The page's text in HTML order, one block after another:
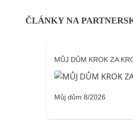
ČLÁNKY NA
MŮJ DŮM KROK ZA
Můj dům 8/2026